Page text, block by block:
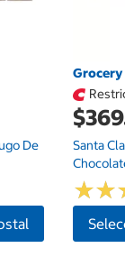
De
Grocery
Santa
★★
★★